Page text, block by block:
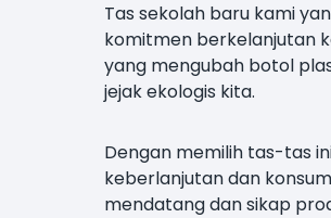
Tas sekolah baru kami
komitmen berkelanjutan
yang mengubah botol
jejak ekologis kita.
Dengan memilih tas-tas
keberlanjutan dan
mendatang dan sikap